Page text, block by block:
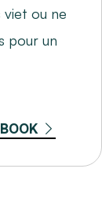
ou ne
pour un